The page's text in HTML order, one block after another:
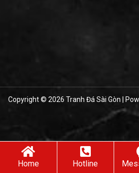
Copyright © 2026 Tranh Đá Sài Gòn |
Home Hotline